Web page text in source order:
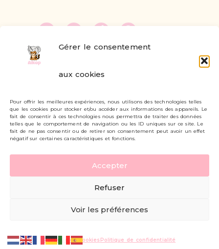
Gérer le consentement
aux cookies
Pour offrir les meilleures expériences, nous utilisons des technologies telles
que les cookies pour stocker et/ou accéder aux informations des appareils. Le
fait de consentir à ces technologies nous permettra de traiter des données
telles que le comportement de navigation ou les ID uniques sur ce site. Le
fait de ne pas consentir ou de retirer son consentement peut avoir un effet
négatif sur certaines caractéristiques et fonctions.
Accepter
Refuser
Voir les préférences
Politique de cookiesPolitique de confidentialité
Livraisons et retours
Mon compte
Carte cadeau
Politique de confidentialité
Mentions légales - CGV
© AIKOP 2026, tous droits réservés.